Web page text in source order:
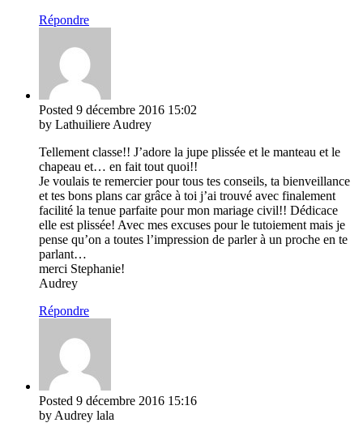
Répondre
Posted 9 décembre 2016 15:02
by Lathuiliere Audrey
Tellement classe!! J’adore la jupe plissée et le manteau et le
chapeau et… en fait tout quoi!!
Je voulais te remercier pour tous tes conseils, ta bienveillance
et tes bons plans car grâce à toi j’ai trouvé avec finalement
facilité la tenue parfaite pour mon mariage civil!! Dédicace
elle est plissée! Avec mes excuses pour le tutoiement mais je
pense qu’on a toutes l’impression de parler à un proche en te
parlant…
merci Stephanie!
Audrey
Répondre
Posted 9 décembre 2016 15:16
by Audrey lala